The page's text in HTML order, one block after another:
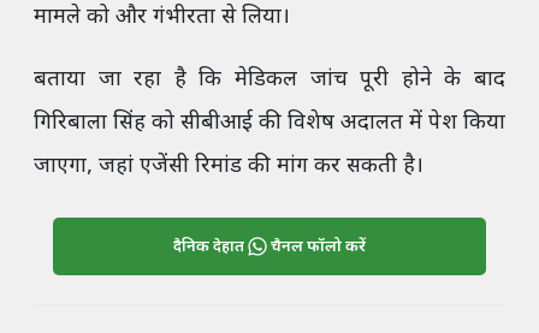
मामले को और गंभीरता से लिया।
बताया जा रहा है कि मेडिकल जांच पूरी होने के बाद
गिरिबाला सिंह को सीबीआई की विशेष अदालत में पेश किया
जाएगा, जहां एजेंसी रिमांड की मांग कर सकती है।
दैनिक देहात चैनल फॉलो करें